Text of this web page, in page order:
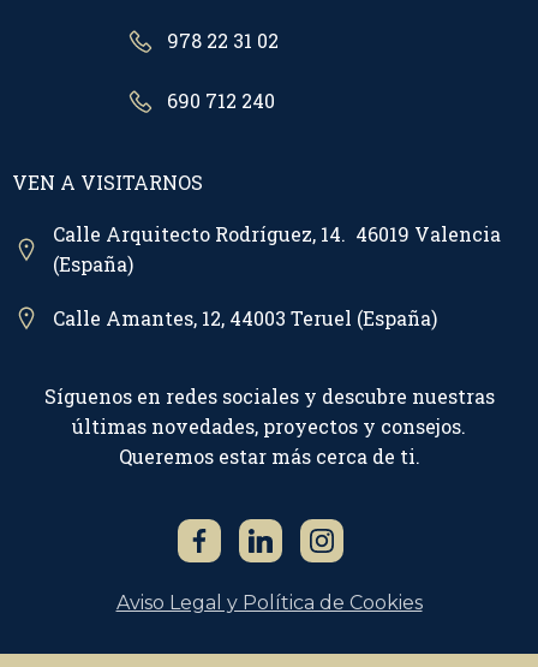
978 22 31 02
690 712 240
VEN A VISITARNOS
Calle Arquitecto Rodríguez, 14. 46019 Valencia
(España)
Calle Amantes, 12, 44003 Teruel (España)
Síguenos en redes sociales y descubre nuestras
últimas novedades, proyectos y consejos.
Queremos estar más cerca de ti.
Aviso Legal y Política de Cookies